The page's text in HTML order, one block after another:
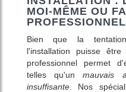
MOI-MÊME OU
Bien que la tentation
l'installation puisse
professionnel permet
telles qu'unmauvais
insuffisante. Nos